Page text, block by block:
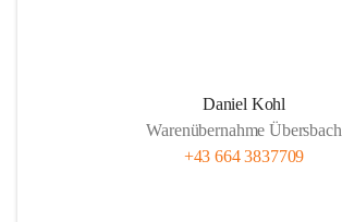
Daniel Kohl
Warenübernahme Übersbach
+43 664 3837709